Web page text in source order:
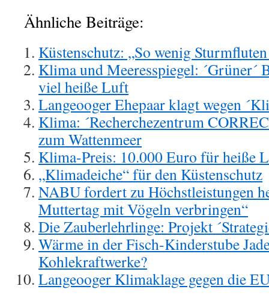
Ähnliche Beiträge:
Küstenschutz: „So wenig
Klima und Meeresspiegel: ´Grüner´
viel heiße Luft
Langeooger Ehepaar klagt wegen
Klima: ´Recherchezentrum
zum Wattenmeer
Klima-Preis: 10.000 Euro für heiße
„Klimadeiche“ für den Küstenschutz
NABU fordert zu Höchstleistungen
Muttertag mit Vögeln verbringen“
Die Zauberlehrlinge: Projekt
Wärme in der Fisch-Kinderstube
Kohlekraftwerke?
Langeooger Klimaklage gegen die